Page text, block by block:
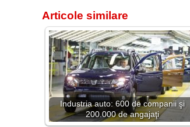
Articole similare
Industria auto: 600 de companii şi
200.000 de angajaţi